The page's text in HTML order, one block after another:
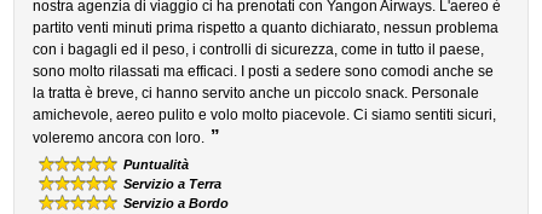
nostra agenzia di viaggio ci ha prenotati con Yangon Airways. L'aereo è
partito venti minuti prima rispetto a quanto dichiarato, nessun problema
con i bagagli ed il peso, i controlli di sicurezza, come in tutto il paese,
sono molto rilassati ma efficaci. I posti a sedere sono comodi anche se
la tratta è breve, ci hanno servito anche un piccolo snack. Personale
amichevole, aereo pulito e volo molto piacevole. Ci siamo sentiti sicuri,
voleremo ancora con loro. ”
Puntualità
Servizio a Terra
Servizio a Bordo